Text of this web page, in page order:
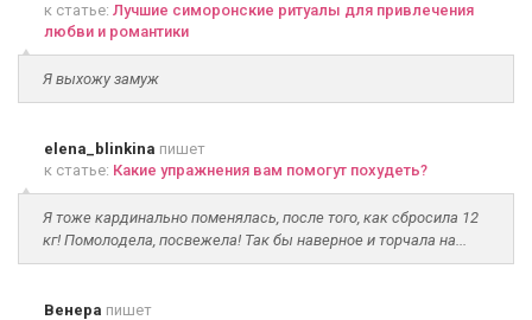
к статье: Лучшие симоронские ритуалы для привлечения
любви и романтики
Я выхожу замуж
elena_blinkina пишет
к статье: Какие упражнения вам помогут похудеть?
Я тоже кардинально поменялась, после того, как сбросила 12
кг! Помолодела, посвежела! Так бы наверное и торчала на...
Венера пишет